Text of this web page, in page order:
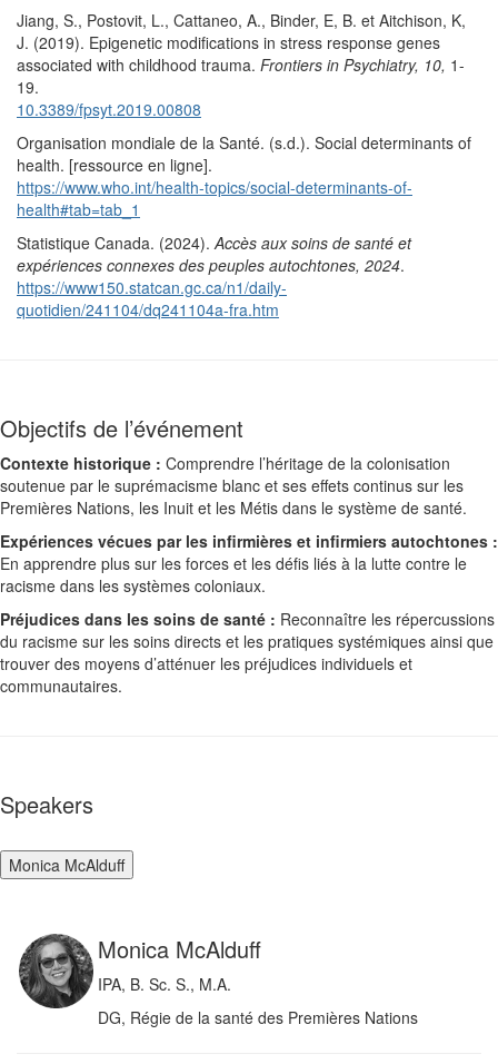
Jiang, S., Postovit, L., Cattaneo, A., Binder, E, B. et Aitchison, K,
J. (2019). Epigenetic modifications in stress response genes
associated with childhood trauma. Frontiers in Psychiatry, 10, 1-
19.
10.3389/fpsyt.2019.00808
Organisation mondiale de la Santé. (s.d.). Social determinants of
health. [ressource en ligne].
https://www.who.int/health-topics/social-determinants-of-
health#tab=tab_1
Statistique Canada. (2024).Accès aux soins de santé et
expériences connexes des peuples autochtones, 2024.
https://www150.statcan.gc.ca/n1/daily-
quotidien/241104/dq241104a-fra.htm
Objectifs de l’événement
Contexte historique : Comprendre l’héritage de la colonisation
soutenue par le suprémacisme blanc et ses effets continus sur les
Premières Nations, les Inuit et les Métis dans le système de santé.
Expériences vécues par les infirmières et infirmiers autochtones :
En apprendre plus sur les forces et les défis liés à la lutte contre le
racisme dans les systèmes coloniaux.
Préjudices dans les soins de santé : Reconnaître les répercussions
du racisme sur les soins directs et les pratiques systémiques ainsi que
trouver des moyens d’atténuer les préjudices individuels et
communautaires.
Speakers
Monica McAlduff
Monica McAlduff
IPA, B. Sc. S., M.A.
DG, Régie de la santé des Premières Nations